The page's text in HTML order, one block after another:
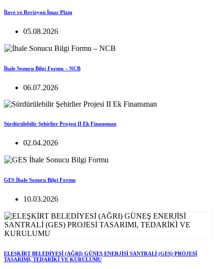
İlave ve Revizyon İmar Planı
05.08.2026
İhale Sonucu Bilgi Formu – NCB
06.07.2026
Sürdürülebilir Şehirlier Projesi II Ek Finansman
02.04.2026
GES İhale Sonucu Bilgi Formu
10.03.2026
ELEŞKİRT BELEDİYESİ (AĞRI) GÜNEŞ ENERJİSİ SANTRALİ (GES) PROJESİ
TASARIMI, TEDARİKİ VE KURULUMU